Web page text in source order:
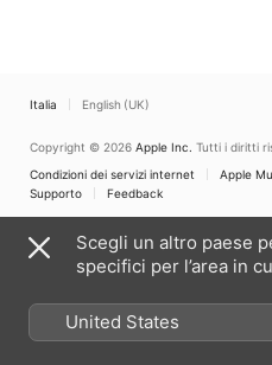
Italia English (UK)
Copyright © 2026 Apple Inc. Tutti i diritti
Condizioni dei servizi internet
Apple
Supporto
Feedback
Scegli un altro paese
specifici per l’area in
United States